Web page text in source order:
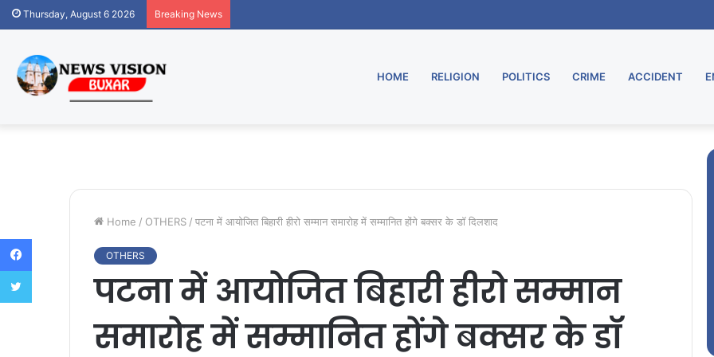
Thursday, August 6 2026 Breaking News
HOME RELIGION POLITICS CRIME ACCIDENT
Home / OTHERS / पटना में आयोजित बिहारी हीरो सम्मान समारोह में सम्मानित होंगे बक्सर के डॉ दिलशाद
OTHERS
पटना में आयोजित बिहारी हीरो सम्मान
समारोह में सम्मानित होंगे बक्सर के डॉ